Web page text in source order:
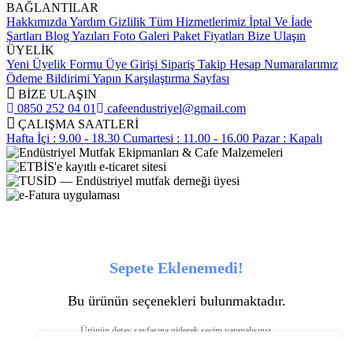
BAĞLANTILAR
Hakkımızda Yardım Gizlilik Tüm Hizmetlerimiz İptal Ve İade
Şartları Blog Yazıları Foto Galeri Paket Fiyatları Bize Ulaşın
ÜYELİK
Yeni Üyelik Formu Üye Girişi Sipariş Takip Hesap Numaralarımız
Ödeme Bildirimi Yapın Karşılaştırma Sayfası
BİZE ULAŞIN
0850 252 04 01
cafeendustriyel@gmail.com
ÇALIŞMA SAATLERİ
Hafta İçi : 9.00 - 18.30 Cumartesi : 11.00 - 16.00 Pazar : Kapalı
Sepete Eklenemedi!
Bu ürünün seçenekleri bulunmaktadır.
Ürünün detay sayfasına giderek seçim yapmalısınız.